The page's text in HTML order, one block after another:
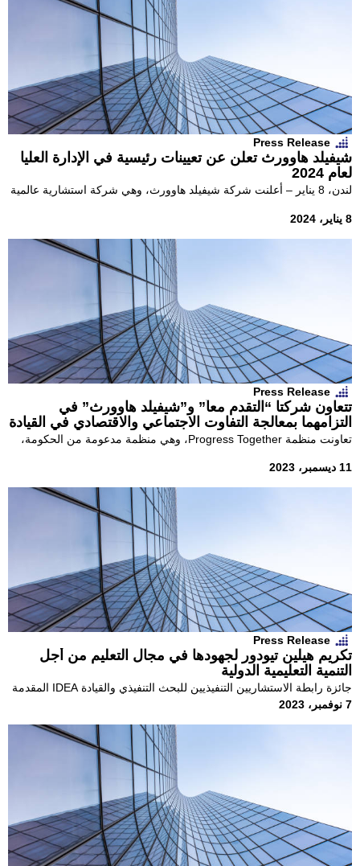
Press Release
شيفيلد هاوورث تعلن عن تعيينات رئيسية في الإدارة العليا
لعام 2024
لندن، 8 يناير – أعلنت شركة شيفيلد هاوورث، وهي شركة استشارية عالمية
8 يناير، 2024
Press Release
تتعاون شركتا “التقدم معاً” و”شيفيلد هاوورث” في
التزامهما بمعالجة التفاوت الاجتماعي والاقتصادي في القيادة
العليا
تعاونت منظمة Progress Together، وهي منظمة مدعومة من الحكومة،
الأفراد،
11 ديسمبر، 2023
Press Release
تكريم هيلين تيودور لجهودها في مجال التعليم من أجل
التنمية التعليمية الدولية
جائزة رابطة الاستشاريين التنفيذيين للبحث التنفيذي والقيادة IDEA المقدمة
في المؤتمر العالمي السنوي في لندن
7 نوفمبر، 2023